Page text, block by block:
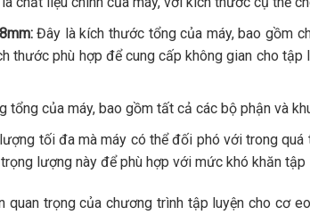
Đây là kích thước tổng của máy, bao gồm
thước phù hợp để cung cấp không gian cho tập
của máy, bao gồm tất cả các bộ phận và
tối đa mà máy có thể đối phó với trong quá
lượng này để phù hợp với mức khó khăn tập
trọng của chương trình tập luyện cho cơ